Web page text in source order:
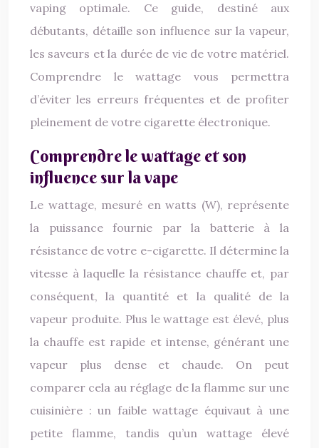
vaping optimale. Ce guide, destiné aux
débutants, détaille son influence sur la vapeur,
les saveurs et la durée de vie de votre matériel.
Comprendre le wattage vous permettra
d’éviter les erreurs fréquentes et de profiter
pleinement de votre cigarette électronique.
Comprendre le wattage et son
influence sur la vape
Le wattage, mesuré en watts (W), représente
la puissance fournie par la batterie à la
résistance de votre e-cigarette. Il détermine la
vitesse à laquelle la résistance chauffe et, par
conséquent, la quantité et la qualité de la
vapeur produite. Plus le wattage est élevé, plus
la chauffe est rapide et intense, générant une
vapeur plus dense et chaude. On peut
comparer cela au réglage de la flamme sur une
cuisinière : un faible wattage équivaut à une
petite flamme, tandis qu’un wattage élevé